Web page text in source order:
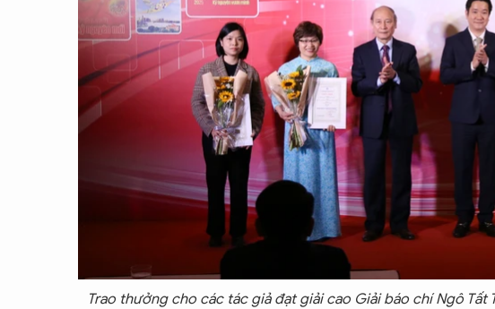
Trao thưởng cho các tác giả đạt giải cao Giải báo chí Ngô Tất